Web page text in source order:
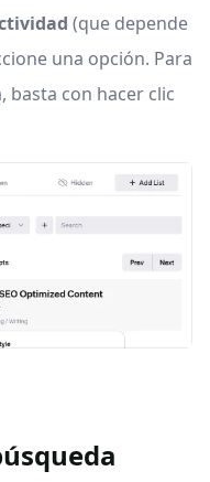
(que depende
una opción. Para
basta con hacer clic